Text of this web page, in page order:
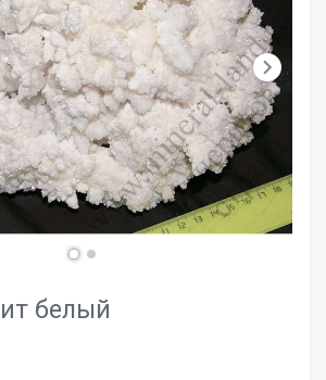
chevron_right
белый